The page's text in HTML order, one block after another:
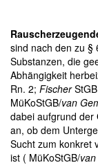
sind nach den zu §
Substanzen, die
Abhängigkeit
Rn. 2; Fischer
MüKoStGB/van
dabei aufgrund der
an, ob dem
Sucht zum konkret
ist ( MüKoStGB/